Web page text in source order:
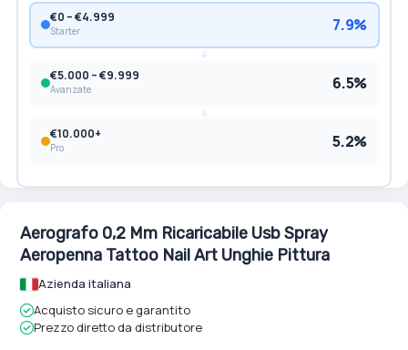
€0 – €4.999
Starter 7.9%
€5.000 – €9.999
Avanzate 6.5%
€10.000+
Pro 5.2%
Aerografo 0,2 Mm Ricaricabile Usb Spray
Aeropenna Tattoo Nail Art Unghie Pittura
Azienda italiana
Acquisto sicuro e garantito
Prezzo diretto da distributore